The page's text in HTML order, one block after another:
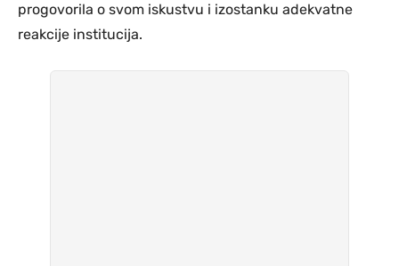
progovorila o svom iskustvu i izostanku adekvatne
reakcije institucija.